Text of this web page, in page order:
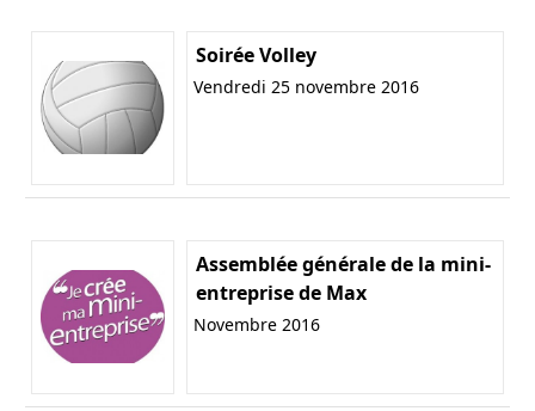
Soirée Volley
Vendredi 25 novembre 2016
Assemblée générale de la mini-
entreprise de Max
Novembre 2016